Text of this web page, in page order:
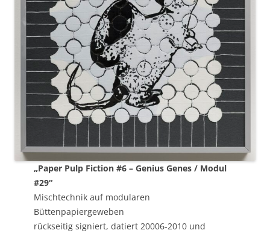
„Paper Pulp Fiction #6 – Genius Genes / Modul
#29“
Mischtechnik auf modularen
Büttenpapiergeweben
rückseitig signiert, datiert 20006-2010 und